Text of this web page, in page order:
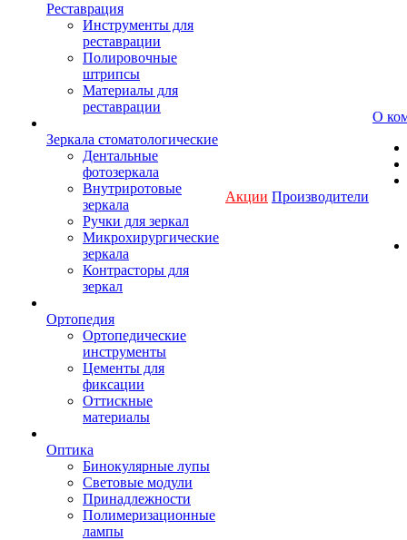
Реставрация
Инструменты для
реставрации
Полировочные
штрипсы
Материалы для
реставрации
Зеркала стоматологические
Дентальные
фотозеркала
Внутриротовые
зеркала
Ручки для зеркал
Микрохирургические
зеркала
Контрасторы для
зеркал
Ортопедия
Ортопедические
инструменты
Цементы для
фиксации
Оттискные
материалы
Оптика
Бинокулярные лупы
Световые модули
Принадлежности
Полимеризационные
лампы
Акции Производители
О